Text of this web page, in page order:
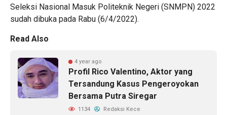
Seleksi Nasional Masuk Politeknik Negeri (SNMPN) 2022
sudah dibuka pada Rabu (6/4/2022).
Read Also
4 year ago
Profil Rico Valentino, Aktor yang
Tersandung Kasus Pengeroyokan
Bersama Putra Siregar
1134 Redaksi Kece